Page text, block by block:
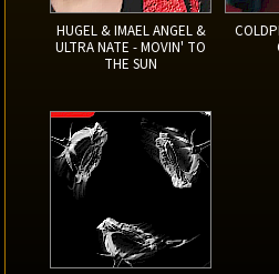
HUGEL & IMAEL ANGEL &
ULTRA NATE - MOVIN' TO
THE SUN